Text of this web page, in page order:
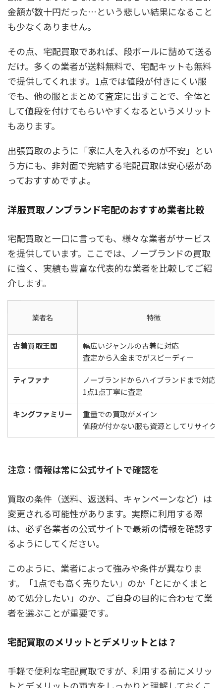
金額が数十円だった…という悲しい結果になること
も少なくありません。
その点、宅配買取であれば、段ボールに詰めて送る
だけ。多くの業者が送料無料で、宅配キットも無料
で提供してくれます。1点では値段が付きにくい服
でも、他の服とまとめて査定に出すことで、全体と
して値段を付けてもらいやすくなるというメリット
もあります。
出張買取のように「家に人を入れるのが不安」とい
う方にも、非対面で完結する宅配買取は安心感があ
っておすすめですよ。
洋服買取ノンブランド宅配のおすすめ業者比較
宅配買取と一口に言っても、様々な業者がサービス
を提供しています。ここでは、ノーブランドの買取
に強く、実績も豊富な代表的な業者を比較してご紹
介します。
業者名 特徴
古着買取王国
幅広いジャンルの古着に対応
査定から入金までがスピーディー
ティファナ
ノーブランドからハイブランドまで対応
1点1点丁寧に査定
キングファミリー
重量での買取がメイン
値段が付かない服も資源としてリサイク
注意：情報は常に公式サイトで確認を
買取の条件（送料、返送料、キャンペーンなど）は
変更される可能性があります。実際に利用する際
は、必ず各業者の公式サイトで最新の情報を確認す
るようにしてください。
このように、業者によって強みや条件が異なりま
す。「1点でも高く売りたい」のか「とにかくまと
めて処分したい」のか、ご自身の目的に合わせて業
者を選ぶことが重要です。
宅配買取のメリットとデメリットとは？
手軽で便利な宅配買取ですが、利用する前にメリッ